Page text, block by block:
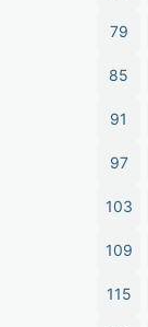
79
85
91
97
103
109
115